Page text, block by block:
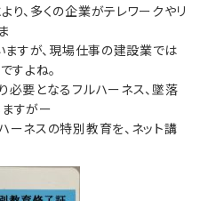
、多くの企業がテレワークやリ
すが、現場仕事の建設業では
すよね。
必要となるフルハーネス、墜落
すがー
ーネスの特別教育を、ネット講